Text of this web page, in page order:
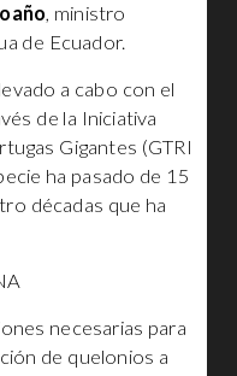
, ministro
de Ecuador.
a cabo con el
de la Iniciativa
Gigantes (GTRI
ha pasado de 15
décadas que ha
necesarias para
de quelonios a